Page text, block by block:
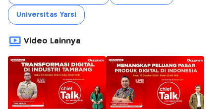
Universitas Yarsi
Video Lainnya